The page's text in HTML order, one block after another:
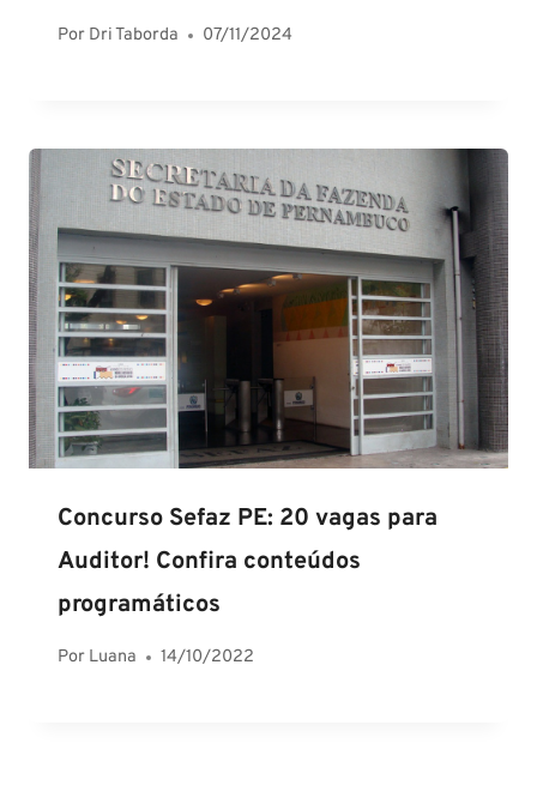
Por Dri Taborda 07/11/2024
Concurso Sefaz PE: 20 vagas para
Auditor! Confira conteúdos
programáticos
Por Luana 14/10/2022